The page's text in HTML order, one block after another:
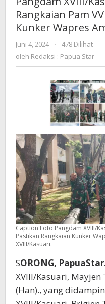
Rangkaian Pam
Kunker Wapres
Juni 4, 2024
oleh
Redaksi
Star
-
478 Dilihat
oleh Redaksi : Papua Star
Caption Foto:Pangdam XVIII/
Pastikan Rangkaian Kunker
XVIII/Kasuari.
SORONG,
XVIII/Kasuari, Mayjen
(Han)., yang